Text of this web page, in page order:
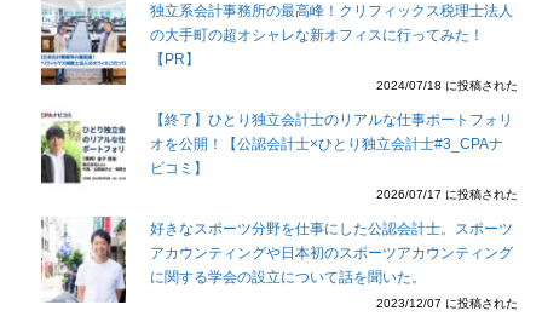
独立系会計事務所の最高峰！クリフィックス税理士法人
の大手町の超オシャレな新オフィスに行ってみた！
【PR】
2024/07/18 に投稿された
【終了】ひとり独立会計士のリアルな仕事ポートフォリ
オを公開！【公認会計士×ひとり独立会計士#3_CPAナ
ビコミ】
2026/07/17 に投稿された
好きなスポーツ分野を仕事にした公認会計士。スポーツ
アカウンティングや日本初のスポーツアカウンティング
に関する学会の設立について話を聞いた。
2023/12/07 に投稿された